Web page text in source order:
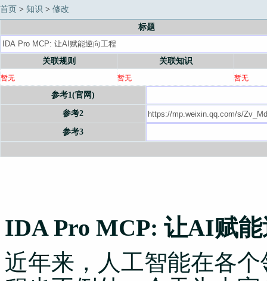
首页 > 知识 > 修改
标题
关联规则 关联知识
暂无 暂无 暂无
参考1(官网)
参考2
参考3
IDA Pro MCP: 让AI赋
近年来，人工智能在各